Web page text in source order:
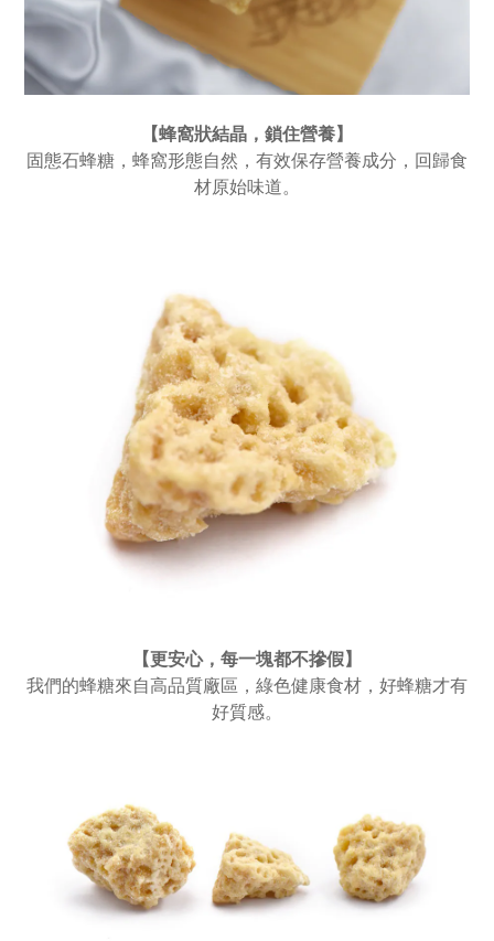
【蜂窩狀結晶，鎖住營養】
固態石蜂糖，蜂窩形態自然，有效保存營養成分，回歸食
材原始味道。
【更安心，每一塊都不摻假】
我們的蜂糖來自高品質廠區，綠色健康食材，好蜂糖才有
好質感。